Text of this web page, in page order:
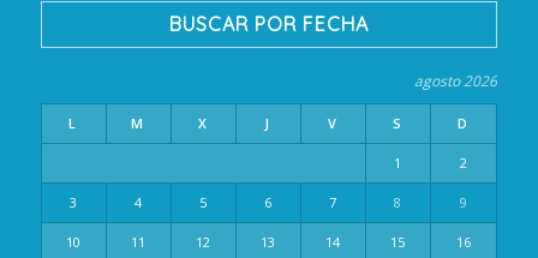
BUSCAR POR FECHA
agosto 2026
L M X J V S D
1 2
3 4 5 6 7 8 9
10 11 12 13 14 15 16